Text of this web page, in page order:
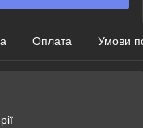
Оплата Умови